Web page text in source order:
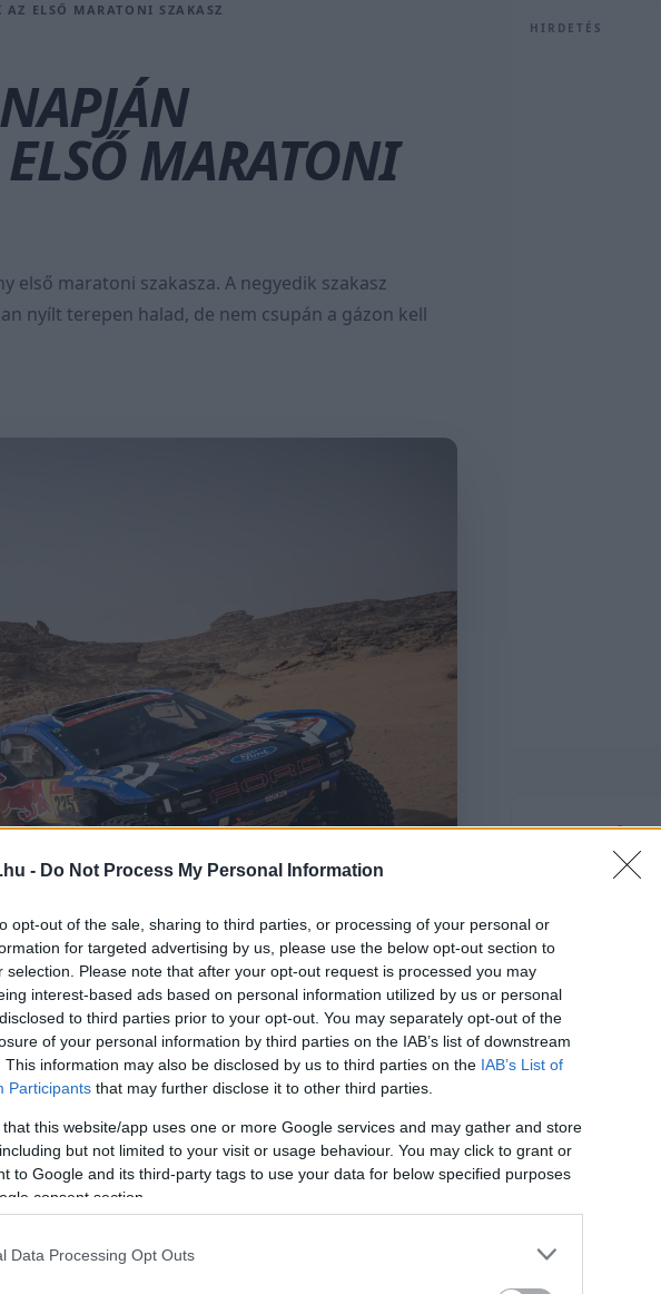
- Do Not Process My Personal Information
opt-out of the sale, sharing to third parties, or processing of your personal or
for targeted advertising by us, please use the below opt-out section to
selection. Please note that after your opt-out request is processed you may
interest-based ads based on personal information utilized by us or personal
to third parties prior to your opt-out. You may separately opt-out of the
of your personal information by third parties on the IAB’s list of downstream
This information may also be disclosed by us to third parties on the IAB’s List of
Participants that may further disclose it to other third parties.
that this website/app uses one or more Google services and may gather and store
but not limited to your visit or usage behaviour. You may click to grant or
to Google and its third-party tags to use your data for below specified purposes
consent section.
Data Processing Opt Outs
ELSŐ MARATONI SZAKASZ
MARATONI
első maratoni szakasza. A negyedik szakasz
nyílt terepen halad, de nem csupán a gázon kell
/ Red Bull Content Pool
MEGOSZTÁS
HIRDETÉS
FRISSHÍREK
–
ÚJ